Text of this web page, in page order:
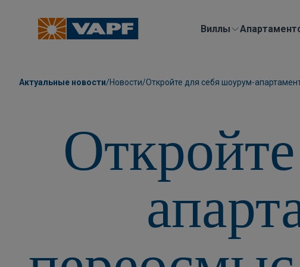
Виллы
Актуальные новости/Новости/Откройте для себя шоурум-